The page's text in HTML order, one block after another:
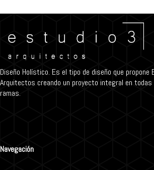
Diseño Holístico. Es el tipo de diseño que propone
Arquitectos creando un proyecto integral en
ramas.
Navegación